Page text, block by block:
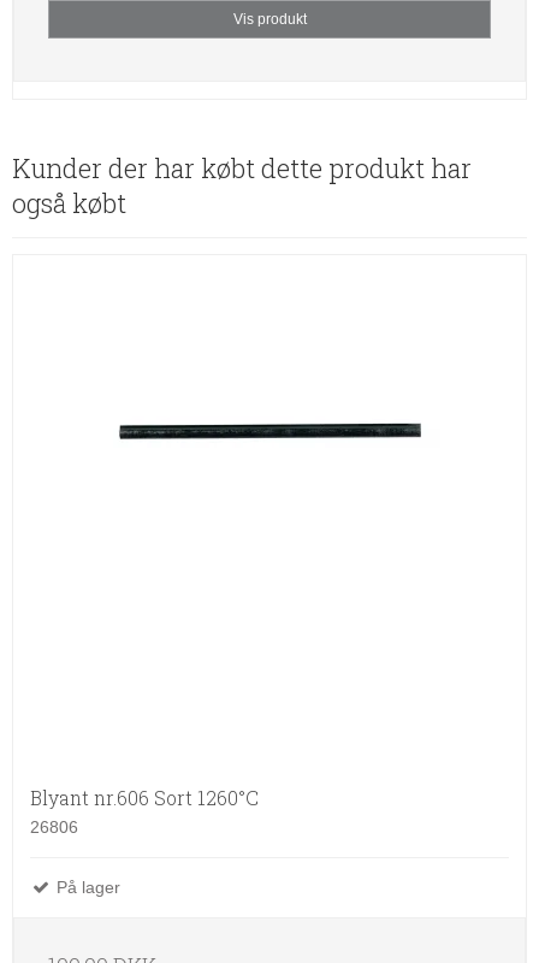
Vis produkt
Kunder der har købt dette produkt har
også købt
Blyant nr.606 Sort 1260°C
26806
På lager